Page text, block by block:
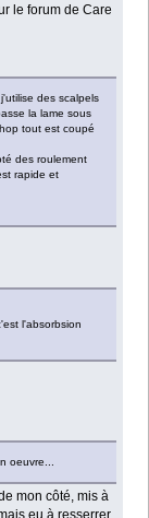
le forum de Care
des scalpels
la lame sous
tout est coupé
des roulement
rapide et
l'absorbsion
oeuvre...
mon côté, mis à
eu à resserrer